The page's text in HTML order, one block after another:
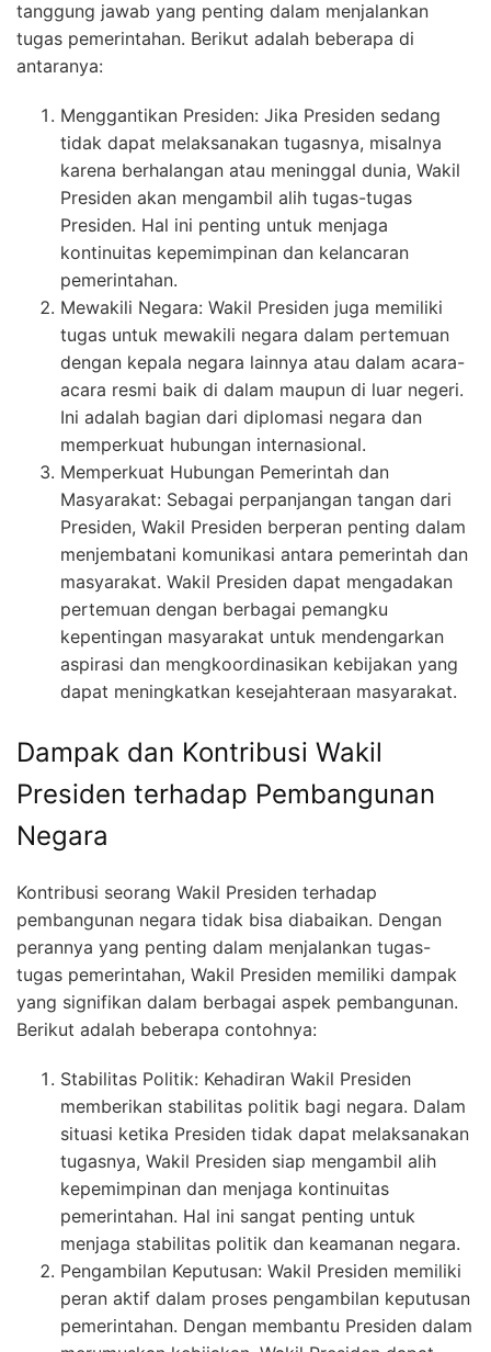
tanggung jawab yang penting dalam menjalankan
tugas pemerintahan. Berikut adalah beberapa di
antaranya:
Menggantikan Presiden: Jika Presiden sedang
tidak dapat melaksanakan tugasnya, misalnya
karena berhalangan atau meninggal dunia, Wakil
Presiden akan mengambil alih tugas-tugas
Presiden. Hal ini penting untuk menjaga
kontinuitas kepemimpinan dan kelancaran
pemerintahan.
Mewakili Negara: Wakil Presiden juga memiliki
tugas untuk mewakili negara dalam pertemuan
dengan kepala negara lainnya atau dalam acara-
acara resmi baik di dalam maupun di luar negeri.
Ini adalah bagian dari diplomasi negara dan
memperkuat hubungan internasional.
Memperkuat Hubungan Pemerintah dan
Masyarakat: Sebagai perpanjangan tangan dari
Presiden, Wakil Presiden berperan penting dalam
menjembatani komunikasi antara pemerintah dan
masyarakat. Wakil Presiden dapat mengadakan
pertemuan dengan berbagai pemangku
kepentingan masyarakat untuk mendengarkan
aspirasi dan mengkoordinasikan kebijakan yang
dapat meningkatkan kesejahteraan masyarakat.
Dampak dan Kontribusi Wakil
Presiden terhadap Pembangunan
Negara
Kontribusi seorang Wakil Presiden terhadap
pembangunan negara tidak bisa diabaikan. Dengan
perannya yang penting dalam menjalankan tugas-
tugas pemerintahan, Wakil Presiden memiliki dampak
yang signifikan dalam berbagai aspek pembangunan.
Berikut adalah beberapa contohnya:
Stabilitas Politik: Kehadiran Wakil Presiden
memberikan stabilitas politik bagi negara. Dalam
situasi ketika Presiden tidak dapat melaksanakan
tugasnya, Wakil Presiden siap mengambil alih
kepemimpinan dan menjaga kontinuitas
pemerintahan. Hal ini sangat penting untuk
menjaga stabilitas politik dan keamanan negara.
Pengambilan Keputusan: Wakil Presiden memiliki
peran aktif dalam proses pengambilan keputusan
pemerintahan. Dengan membantu Presiden dalam